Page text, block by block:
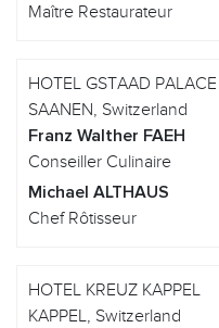
Maître Restaurateur
HOTEL GSTAAD PALACE
SAANEN, Switzerland
Franz Walther FAEH
Conseiller Culinaire
Michael ALTHAUS
Chef Rôtisseur
HOTEL KREUZ KAPPEL
KAPPEL, Switzerland